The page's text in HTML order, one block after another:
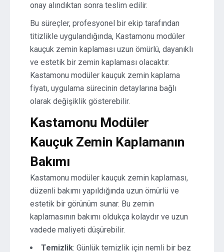
onay alındıktan sonra teslim edilir.
Bu süreçler, profesyonel bir ekip tarafından
titizlikle uygulandığında, Kastamonu modüler
kauçuk zemin kaplaması uzun ömürlü, dayanıklı
ve estetik bir zemin kaplaması olacaktır.
Kastamonu modüler kauçuk zemin kaplama
fiyatı, uygulama sürecinin detaylarına bağlı
olarak değişiklik gösterebilir.
Kastamonu Modüler
Kauçuk Zemin Kaplamanın
Bakımı
Kastamonu modüler kauçuk zemin kaplaması,
düzenli bakımı yapıldığında uzun ömürlü ve
estetik bir görünüm sunar. Bu zemin
kaplamasının bakımı oldukça kolaydır ve uzun
vadede maliyeti düşürebilir.
Temizlik: Günlük temizlik için nemli bir bez